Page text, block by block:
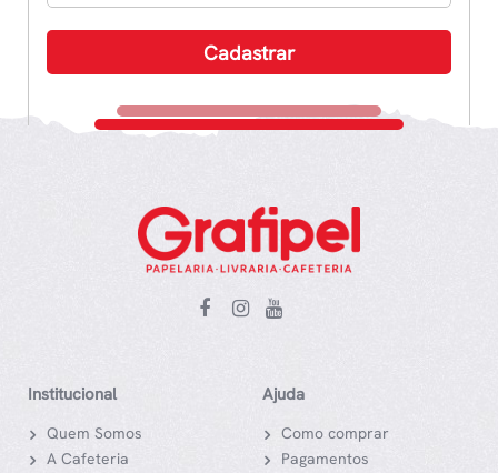
Institucional
Quem Somos
A Cafeteria
Ajuda
Como comprar
Pagamentos